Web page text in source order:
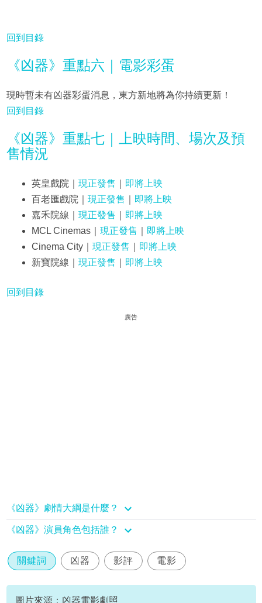
回到目錄
《凶器》重點六｜電影彩蛋
現時暫未有凶器彩蛋消息，東方新地將為你持續更新！
回到目錄
《凶器》重點七｜上映時間、場次及預
售情況
英皇戲院｜ 現正發售
即將上映
百老匯戲院｜ 現正發售
即將上映
嘉禾院線｜ 現正發售
即將上映
MCL Cinemas｜ 現正發售
即將上映
Cinema City｜ 現正發售
即將上映
新寶院線｜ 現正發售 即將上映
回到目錄
廣告
《凶器》劇情大綱是什麼？
《凶器》演員角色包括誰？
關鍵詞 凶器 影評 電影
圖片來源：凶器電影劇照